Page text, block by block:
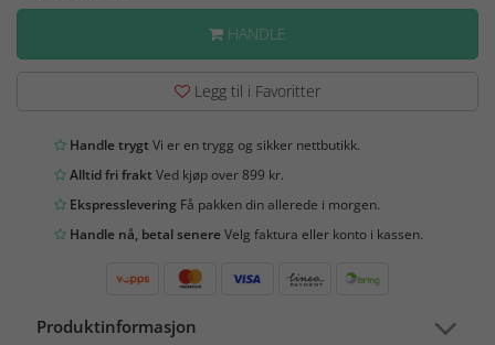
HANDLE
Legg til i Favoritter
Handle trygtVi er en trygg og sikker nettbutikk.
Alltid fri fraktVed kjøp over 899 kr.
Ekspresslevering Få pakken din allerede i morgen.
Handle nå, betal senereVelg faktura eller konto i kassen.
Produktinformasjon